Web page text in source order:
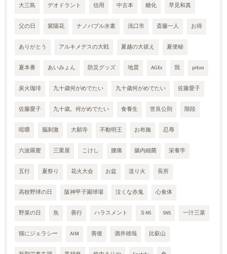
大三島 デオドラント 信用 中古本 糖化 早見和真
父の日 紫陽花 ナノバブル水素 浅口市 斎藤一人 お得
ありがとう アルキメデスの大戦 夏越の大祓え 夏便秘
夏本番 あいみょん 防災グッズ 地震 AGEs 我 piton
炭火珈琲 九十歳何がめでたい 九十歳何がめでたい 佐藤愛子
佐藤愛子 九十歳。何がめでたい 食養生 世良公則 階段
咀嚼 脳刺激 大願寺 不動明王 お布施 忍辱
六波羅蜜 三栗屋 こけし 腰痛 腸内細菌 栄養学
五行 夏祭り 花火大会 お盆 送り火 長所
高校野球の日 阪神甲子園球場 泣くな赤鬼 心食体
野菜の日 魚 善行 ハラスメント ＳNS SNS 一汁三菜
猫にジェラシー AIM 善後 酒井雄哉 比叡山